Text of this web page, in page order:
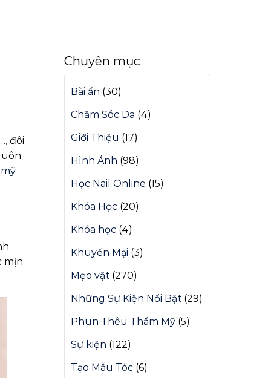
đôi
mịn
Chuyên mục
Bài ẩn (30)
Chăm Sóc Da (4)
Giới Thiệu (17)
Hình Ảnh (98)
Học Nail Online (15)
Khóa Học (20)
Khóa học (4)
Khuyến Mại (3)
Mẹo vặt (270)
Những Sự Kiện Nổi Bật (29)
Phun Thêu Thẩm Mỹ (5)
Sự kiện (122)
Tạo Mẫu Tóc (6)